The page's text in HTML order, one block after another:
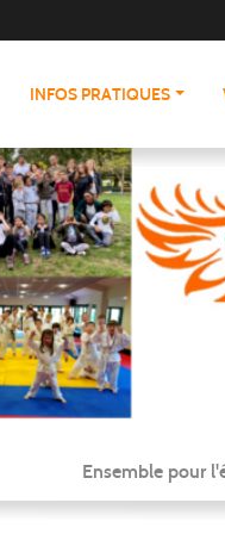
INFOS PRATIQUES
Ensemble pour